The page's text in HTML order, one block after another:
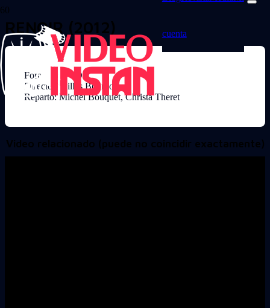
cuenta
RENOIR (2012)
Formato: DVD
Director: Gilles Bourdos
Reparto: Michel Bouquet, Christa Theret
Video relacionado (puede no coincidir exactamente)